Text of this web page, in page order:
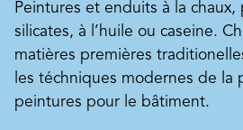
Peintures et enduits à la chaux,
silicates, à l’huile ou caseine.
matières premières
les téchniques modernes de la
peintures pour le bâtiment.